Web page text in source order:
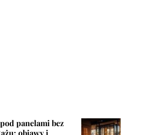
panelami bez